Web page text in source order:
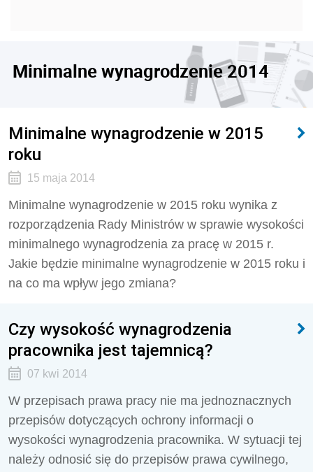
Minimalne wynagrodzenie 2014
Minimalne wynagrodzenie w 2015
roku
15 maja 2014
Minimalne wynagrodzenie w 2015 roku wynika z
rozporządzenia Rady Ministrów w sprawie wysokości
minimalnego wynagrodzenia za pracę w 2015 r.
Jakie będzie minimalne wynagrodzenie w 2015 roku i
na co ma wpływ jego zmiana?
Czy wysokość wynagrodzenia
pracownika jest tajemnicą?
07 kwi 2014
W przepisach prawa pracy nie ma jednoznacznych
przepisów dotyczących ochrony informacji o
wysokości wynagrodzenia pracownika. W sytuacji tej
należy odnosić się do przepisów prawa cywilnego,